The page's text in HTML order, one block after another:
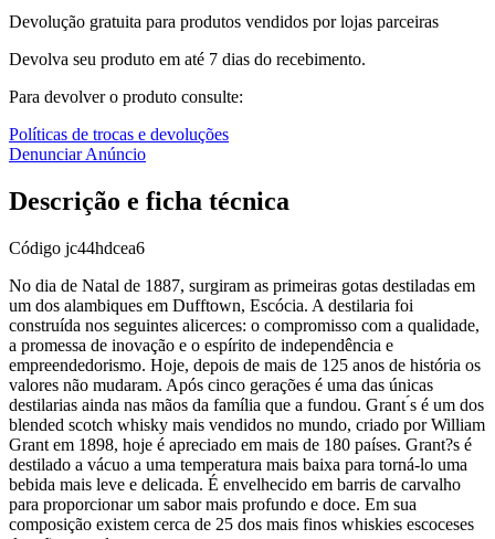
Devolução gratuita para produtos vendidos por lojas parceiras
Devolva seu produto em até 7 dias do recebimento.
Para devolver o produto consulte:
Políticas de trocas e devoluções
Denunciar Anúncio
Descrição e ficha técnica
Código jc44hdcea6
No dia de Natal de 1887, surgiram as primeiras gotas destiladas em
um dos alambiques em Dufftown, Escócia. A destilaria foi
construída nos seguintes alicerces: o compromisso com a qualidade,
a promessa de inovação e o espírito de independência e
empreendedorismo. Hoje, depois de mais de 125 anos de história os
valores não mudaram. Após cinco gerações é uma das únicas
destilarias ainda nas mãos da família que a fundou. Grant ́s é um dos
blended scotch whisky mais vendidos no mundo, criado por William
Grant em 1898, hoje é apreciado em mais de 180 países. Grant?s é
destilado a vácuo a uma temperatura mais baixa para torná-lo uma
bebida mais leve e delicada. É envelhecido em barris de carvalho
para proporcionar um sabor mais profundo e doce. Em sua
composição existem cerca de 25 dos mais finos whiskies escoceses